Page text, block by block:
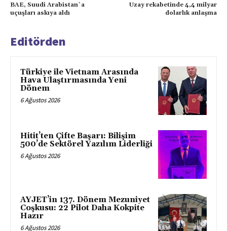
BAE, Suudi Arabistan`a
uçuşları askıya aldı
Uzay rekabetinde 4,4 milyar
dolarlık anlaşma
Editörden
Türkiye ile Vietnam Arasında
Hava Ulaştırmasında Yeni
Dönem
6 Ağustos 2026
Hitit’ten Çifte Başarı: Bilişim
500’de Sektörel Yazılım Liderliği
6 Ağustos 2026
AYJET’in 137. Dönem Mezuniyet
Coşkusu: 22 Pilot Daha Kokpite
Hazır
6 Ağustos 2026